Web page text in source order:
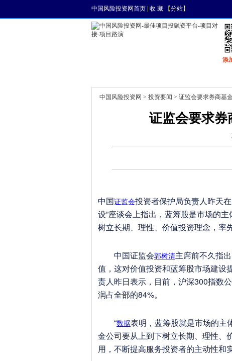
中国风险投资网首页 收 藏 【分站】
添
中国风险投资网 > 投资要闻 > 证监会要求券商基
证监会要求券
中国证监会投资者保护局负责人昨天
设”座谈会上指出，蓝筹股是市场的
树立长期、理性、价值投资理念，率
中国证监会郭树清主席前不久指
值，这对价值投资和蓝筹股市场建设
责人昨日表示，目前，沪深300指数
润占全部的84%。
“数据表明，蓝筹股就是市场的主
金公司要从上到下树立长期、理性、
用，不断提高服务投资者的主动性和